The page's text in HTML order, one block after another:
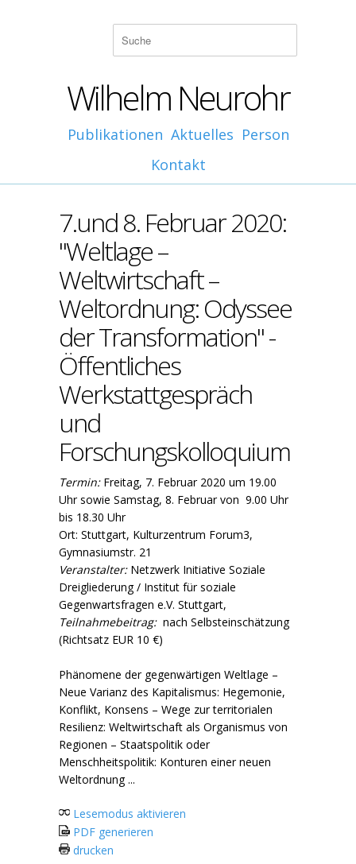
Wilhelm Neurohr
Publikationen Aktuelles Person
Kontakt
7.und 8. Februar 2020:
"Weltlage –
Weltwirtschaft –
Weltordnung: Odyssee
der Transformation" -
Öffentliches
Werkstattgespräch
und
Forschungskolloquium
Termin:Freitag, 7. Februar 2020 um 19.00
Uhr sowie Samstag, 8. Februar von 9.00 Uhr
bis 18.30 Uhr
Ort: Stuttgart, Kulturzentrum Forum3,
Gymnasiumstr. 21
Veranstalter:Netzwerk Initiative Soziale
Dreigliederung / Institut für soziale
Gegenwartsfragen e.V. Stuttgart,
Teilnahmebeitrag: nach Selbsteinschätzung
(Richtsatz EUR 10 €)
Phänomene der gegenwärtigen Weltlage –
Neue Varianz des Kapitalismus: Hegemonie,
Konflikt, Konsens – Wege zur territorialen
Resilienz: Weltwirtschaft als Organismus von
Regionen – Staatspolitik oder
Menschheitspolitik: Konturen einer neuen
Weltordnung ...
Lesemodus aktivieren
PDF generieren
drucken